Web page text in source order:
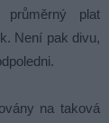
plat
Není pak divu,
na taková